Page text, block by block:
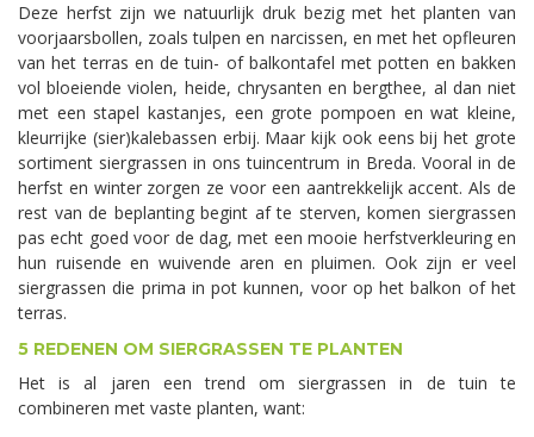
Deze herfst zijn we natuurlijk druk bezig met het planten van
voorjaarsbollen, zoals tulpen en narcissen, en met het opfleuren
van het terras en de tuin- of balkontafel met potten en bakken
vol bloeiende violen, heide, chrysanten en bergthee, al dan niet
met een stapel kastanjes, een grote pompoen en wat kleine,
kleurrijke (sier)kalebassen erbij. Maar kijk ook eens bij het grote
sortiment siergrassen in ons tuincentrum in Breda. Vooral in de
herfst en winter zorgen ze voor een aantrekkelijk accent. Als de
rest van de beplanting begint af te sterven, komen siergrassen
pas echt goed voor de dag, met een mooie herfstverkleuring en
hun ruisende en wuivende aren en pluimen. Ook zijn er veel
siergrassen die prima in pot kunnen, voor op het balkon of het
terras.
5 REDENEN OM SIERGRASSEN TE PLANTEN
Het is al jaren een trend om siergrassen in de tuin te
combineren met vaste planten, want: